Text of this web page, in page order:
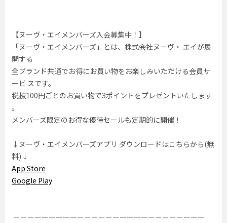
【ヌーヴ・エイメンバーズ入会募集中！】
「ヌーヴ・エイメンバーズ」とは、株式会社ヌーヴ・ エイが展
開する
全ブランド共通でお得にお買い物をお楽しみいただける会員サ
ービ スです。
税抜100円ごとのお買い物で3ポイントをプレゼントいたします
。
メンバーズ限定のお得な優待セールも定期的に開催！
↓ヌーヴ・エイメンバーズアプリ ダウンロードはこちらから(無
料)↓
App Store
Google Play
ーーーーーーーーーーーーーーーーーーーーーーーーーーー